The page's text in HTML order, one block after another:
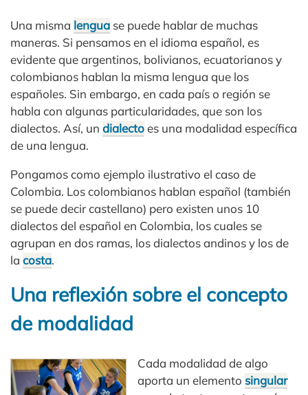
Una misma lengua se puede hablar de muchas
maneras. Si pensamos en el idioma español, es
evidente que argentinos, bolivianos, ecuatorianos y
colombianos hablan la misma lengua que los
españoles. Sin embargo, en cada país o región se
habla con algunas particularidades, que son los
dialectos. Así, un dialectoes una modalidad específica
de una lengua.
Pongamos como ejemplo ilustrativo el caso de
Colombia. Los colombianos hablan español (también
se puede decir castellano) pero existen unos 10
dialectos del español en Colombia, los cuales se
agrupan en dos ramas, los dialectos andinos y los de
la costa.
Una reflexión sobre el concepto
de modalidad
Cada modalidad de algo
aporta un elemento singular